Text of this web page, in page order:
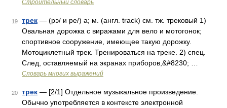
Строительный словарь
19 трек — (рэ/ и ре/) а; м. (англ. track) см. тж. трековый 1)
Овальная дорожка с виражами для вело и мотогонок;
спортивное сооружение, имеющее такую дорожку.
Мотоциклетный трек. Тренироваться на треке. 2) спец.
След, оставляемый на экранах приборов,&#8230; …
Словарь многих выражений
20 трек — [2/1] Отдельное музыкальное произведение.
Обычно употребляется в контексте электронной